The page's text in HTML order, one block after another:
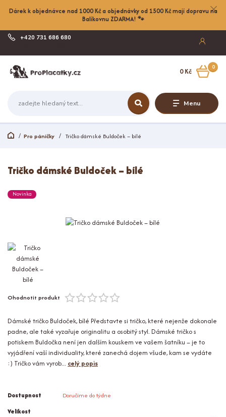
Dárek k objednávce nad 1000 Kč a objednávky od 1500 Kč mají dopravu na
Balíkovnu ZDARMA! 🐾
Menu
+420 731 686 680
0
0 Kč
Pro páníčky Tričko dámské Buldoček – bílé
Tričko dámské Buldoček – bílé
Novinka
Ohodnotit produkt
Dámské tričko Buldoček, bílé Představte si tričko, které nejenže dokonale
padne, ale také vyzařuje originalitu a osobitý styl. Dámské tričko s
potiskem Buldočka není jen dalším kouskem ve vašem šatníku – je to
vyjádření vaší individuality, které zanechá dojem všude, kam se vydáte
:) Tričko vám vyrob... celý popis
Dostupnost Doručíme do týdne
Velikost